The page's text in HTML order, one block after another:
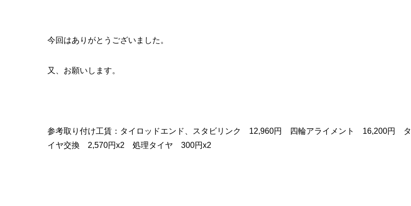
今回はありがとうございました。
又、お願いします。
参考取り付け工賃：タイロッドエンド、スタビリンク 12,960円 四輪アライメント 16,200円 タ
イヤ交換 2,570円x2 処理タイヤ 300円x2